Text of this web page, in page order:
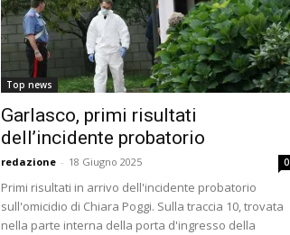
Top news
Garlasco, primi risultati
dell’incidente probatorio
redazione - 18 Giugno 2025 0
Primi risultati in arrivo dell'incidente probatorio
sull'omicidio di Chiara Poggi. Sulla traccia 10, trovata
nella parte interna della porta d'ingresso della